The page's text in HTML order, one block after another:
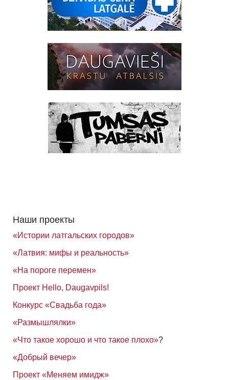
Наши проекты
«Истории латгальских городов»
«Латвия: мифы и реальность»
«На пороге перемен»
Проект Hello, Daugavpils!
Конкурс «Свадьба года»
«Размышлялки»
«Что такое хорошо и что такое плохо»?
«Добрый вечер»
Проект «Меняем имидж»